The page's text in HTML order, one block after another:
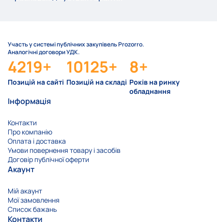
Участь у системі публічних закупівель Prozorro.
Аналогічні договори УДК.
8+
Років на ринку
обладнання
10125+
Позицій на складі
4219+
Позицій на сайті
Інформація
Контакти
Про компанію
Оплата і доставка
Умови повернення товару і засобів
Договір публічної оферти
Акаунт
Мій акаунт
Мої замовлення
Список бажань
Контакти